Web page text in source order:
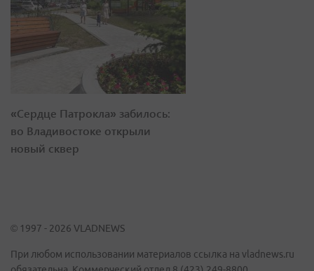
«Сердце Патрокла» забилось:
во Владивостоке открыли
новый сквер
© 1997 - 2026 VLADNEWS
При любом использовании материалов ссылка на vladnews.ru